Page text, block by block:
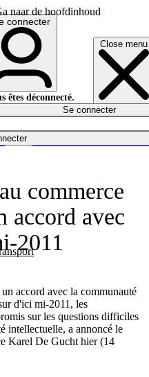
naar de hoofdinhoud
Close menu
connecter
êtes déconnecté.
Se connecter
commerce
accord avec
2011
accord avec la communauté
d'ici mi-2011, les
sur les questions difficiles
intellectuelle, a annoncé le
Karel De Gucht hier (14